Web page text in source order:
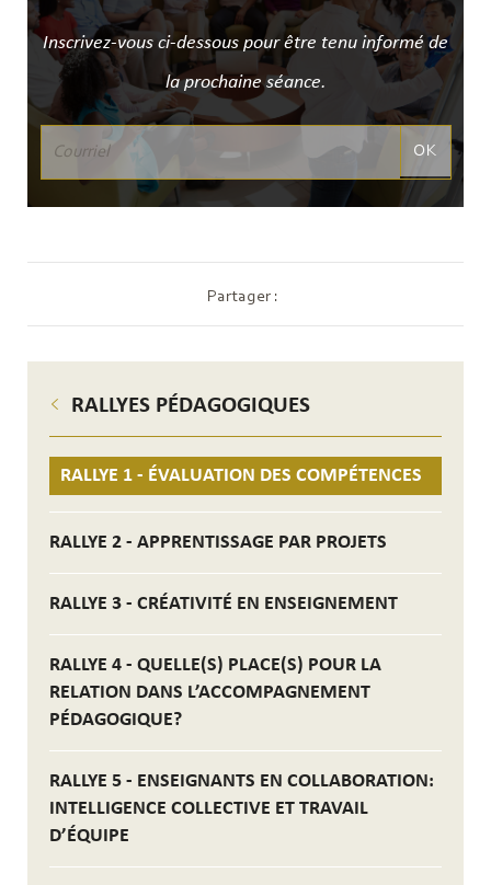
RALLYES PÉDAGOGIQUES
RALLYE 1 - ÉVALUATION DES COMPÉTENCES
RALLYE 2 - APPRENTISSAGE PAR PROJETS
RALLYE 3 - CRÉATIVITÉ EN ENSEIGNEMENT
RALLYE 4 - QUELLE(S) PLACE(S) POUR LA
RELATION DANS L’ACCOMPAGNEMENT
PÉDAGOGIQUE?
RALLYE 5 - ENSEIGNANTS EN COLLABORATION:
INTELLIGENCE COLLECTIVE ET TRAVAIL
D’ÉQUIPE
Inscrivez-vous ci-dessous pour être tenu informé de
la prochaine séance.
OK
Partager :